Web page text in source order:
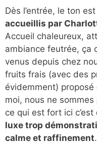
Dès l’entrée, le ton
accueillis par
Accueil chaleureux,
ambiance feutrée, ça
venus depuis chez
fruits frais (avec des
évidemment)
moi, nous ne
ce qui est fort ici
luxe trop
calme et raffinement